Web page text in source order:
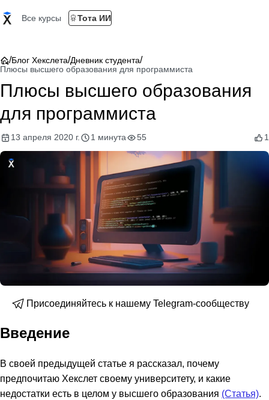
Все курсы Тота ИИ
/Блог Хекслета/Дневник студента/
Плюсы высшего образования для программиста
Плюсы высшего образования
для программиста
13 апреля 2020 г. 1 минута 55 1
Присоединяйтесь к нашему Telegram-сообществу
Введение
В своей предыдущей статье я рассказал, почему
предпочитаю Хекслет своему университету, и какие
недостатки есть в целом у высшего образования (Статья).